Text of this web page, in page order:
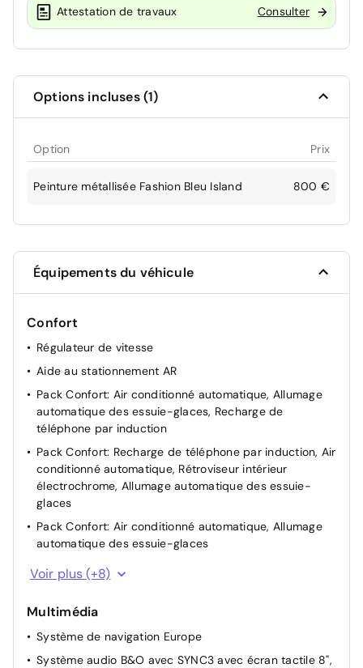
Attestation de travaux Consulter
Options incluses (1)
Option Prix
Peinture métallisée Fashion Bleu Island 800 €
Équipements du véhicule
Confort
Régulateur de vitesse
Aide au stationnement AR
Pack Confort: Air conditionné automatique, Allumage
automatique des essuie-glaces, Recharge de
téléphone par induction
Pack Confort: Recharge de téléphone par induction, Air
conditionné automatique, Rétroviseur intérieur
électrochrome, Allumage automatique des essuie-
glaces
Pack Confort: Air conditionné automatique, Allumage
automatique des essuie-glaces
Pack Auto: Air conditionné automatique, Allumage
automatique des feux
Bouton de démarrage "Ford Power"
Aide au démarrage en côte
Direction Assistée électrique
Voir plus (+8)
Multimédia
Système de navigation Europe
Système audio B&O avec SYNC3 avec écran tactile 8",